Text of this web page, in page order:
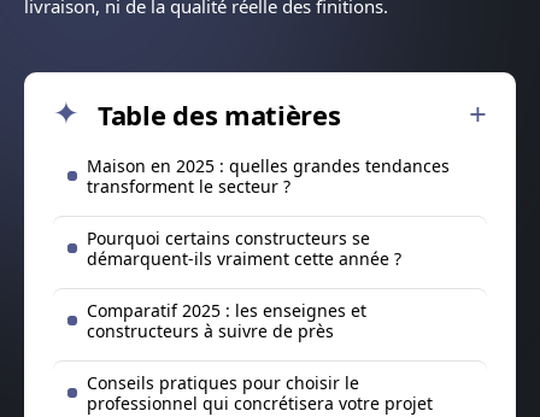
livraison, ni de la qualité réelle des finitions.
Table des matières
Maison en 2025 : quelles grandes tendances
transforment le secteur ?
Pourquoi certains constructeurs se
démarquent-ils vraiment cette année ?
Comparatif 2025 : les enseignes et
constructeurs à suivre de près
Conseils pratiques pour choisir le
professionnel qui concrétisera votre projet